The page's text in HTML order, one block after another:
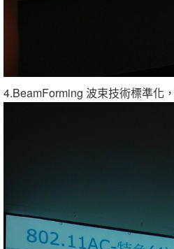
4.BeamForming 波束技術標準化